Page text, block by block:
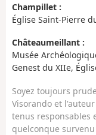
Champillet :
Église Saint-Pierre
Châteaumeillant :
Musée
Genest du XIIe,
Soyez toujours
Visorando et
tenus responsables
quelconque